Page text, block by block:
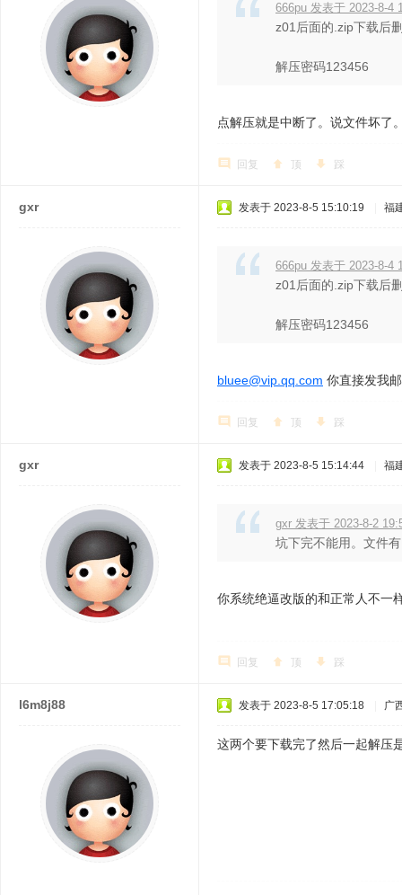
666pu 发表于 2023-8-4
z01后面的.zip下载后
解压密码123456
点解压就是中断了。说文件坏了
回复 顶 踩
gxr 发表于 2023-8-5 15:10:19 福
666pu 发表于 2023-8-4
z01后面的.zip下载后
解压密码123456
bluee@vip.qq.com 你直接发我
回复 顶 踩
gxr 发表于 2023-8-5 15:14:44 福
gxr 发表于 2023-8-2
坑下完不能用。文件
你系统绝逼改版的和正常人不一
回复 顶 踩
l6m8j88 发表于 2023-8-5 17:05:18 广
这两个要下载完了然后一起解压